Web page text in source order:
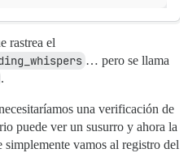
rastrea el
… pero se llama
.
una verificación de
puede ver un susurro y ahora la
vamos al registro del